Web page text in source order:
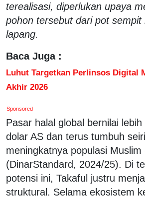
terealisasi, diperlukan upaya
pohon tersebut dari pot sempit
lapang.
Baca Juga :
Luhut Targetkan Perlinsos Digital
Akhir 2026
Sponsored
Pasar halal global bernilai
dolar AS dan terus tumbuh
meningkatnya populasi Muslim
(DinarStandard, 2024/25). Di
potensi ini, Takaful justru
struktural. Selama ekosistem